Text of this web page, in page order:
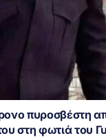
πυροσβέστη
στη φωτιά του